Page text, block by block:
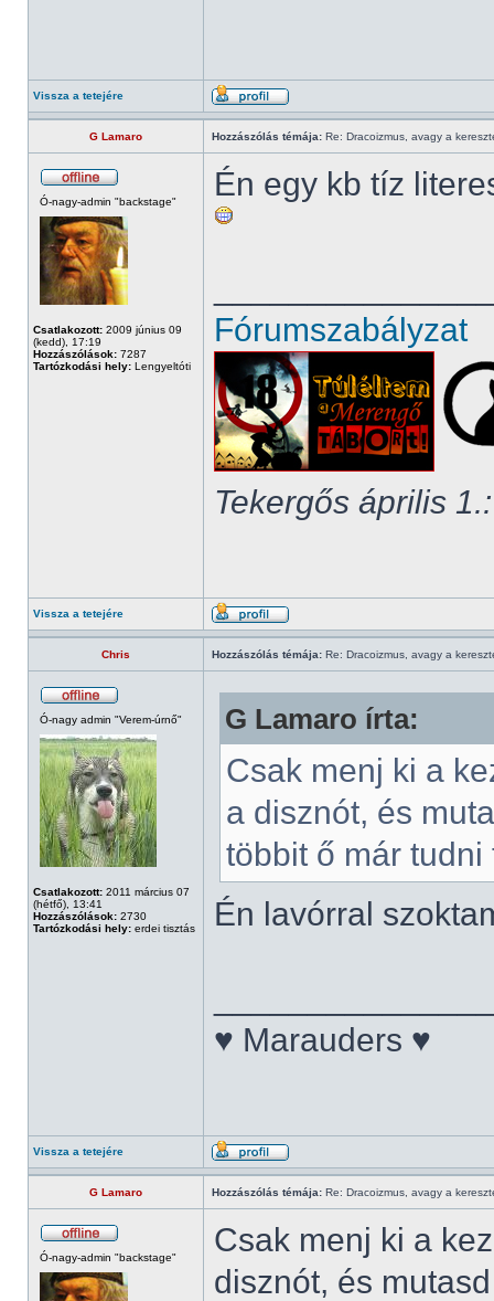
Vissza a tetejére
G Lamaro Hozzászólás témája: Re: Dracoizmus, avagy a
Ó-nagy-admin "backstage"
Csatlakozott: 2009 június 09
(kedd), 17:19
Hozzászólások: 7287
Tartózkodási hely: Lengyeltóti
Én egy kb tíz
Fórumszabályzat
Tekergős április 1.:
Vissza a tetejére
Chris Hozzászólás témája: Re: Dracoizmus, avagy a
Ó-nagy admin "Verem-úrnő"
Csatlakozott: 2011 március 07
(hétfő), 13:41
Hozzászólások: 2730
Tartózkodási hely: erdei tisztás
G Lamaro írta:
Csak menj ki a
a disznót, és
többit ő már
Én lavórral
♥ Marauders ♥
Vissza a tetejére
G Lamaro Hozzászólás témája: Re: Dracoizmus, avagy a
Ó-nagy-admin "backstage"
Csak menj ki a
disznót, és